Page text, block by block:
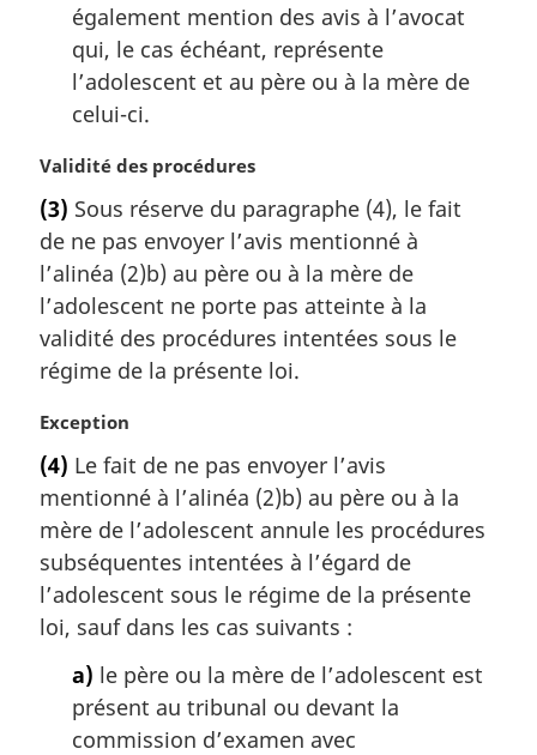
également mention des avis à l’avocat
qui, le cas échéant, représente
l’adolescent et au père ou à la mère de
celui-ci.
N
t
e
m
a
g
i
a
l
e
:
Validité des procédures
(3) Sous réserve du paragraphe (4), le fait
de ne pas envoyer l’avis mentionné à
l’alinéa (2)b) au père ou à la mère de
l’adolescent ne porte pas atteinte à la
validité des procédures intentées sous le
régime de la présente loi.
N
t
e
m
a
g
i
Exception
(4) Le fait de ne pas envoyer l’avis
mentionné à l’alinéa (2)b) au père ou à la
mère de l’adolescent annule les procédures
subséquentes intentées à l’égard de
l’adolescent sous le régime de la présente
loi, sauf dans les cas suivants :
a) le père ou la mère de l’adolescent est
présent au tribunal ou devant la
commission d’examen avec